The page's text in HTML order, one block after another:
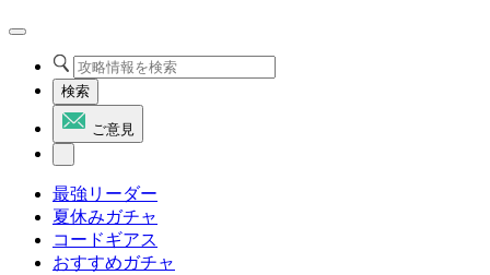
検索
ご意見
最強リーダー
夏休みガチャ
コードギアス
おすすめガチャ